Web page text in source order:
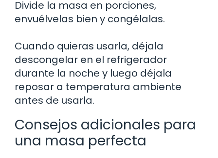
Divide la masa en porciones,
envuélvelas bien y congélalas.
Cuando quieras usarla, déjala
descongelar en el refrigerador
durante la noche y luego déjala
reposar a temperatura ambiente
antes de usarla.
Consejos adicionales para
una masa perfecta